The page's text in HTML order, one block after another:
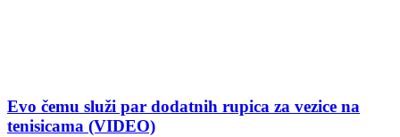
Evo čemu služi par dodatnih rupica za vezice na
tenisicama (VIDEO)